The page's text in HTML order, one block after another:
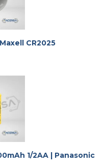
CR2025
1/2AA | Panasonic